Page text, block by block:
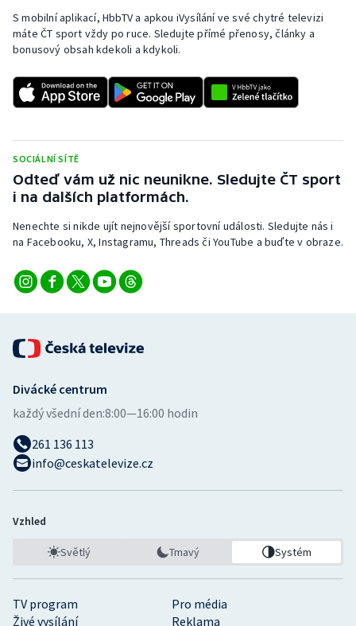
S mobilní aplikací, HbbTV a apkou iVysílání ve své chytré televizi
máte ČT sport vždy po ruce. Sledujte přímé přenosy, články a
bonusový obsah kdekoli a kdykoli.
SOCIÁLNÍ SÍTĚ
Odteď vám už nic neunikne. Sledujte ČT sport
i na dalších platformách.
Nenechte si nikde ujít nejnovější sportovní události. Sledujte nás i
na Facebooku, X, Instagramu, Threads či YouTube a buďte v obraze.
TV program
Pro média
Živé vysílání
Reklama
Divácké centrum
každý všední den:8:00—16:00 hodin
261 136 113
info@ceskatelevize.cz
Vzhled
Světlý Tmavý Systém